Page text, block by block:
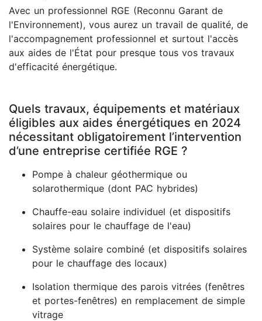
Avec un professionnel RGE (Reconnu Garant de
l'Environnement), vous aurez un travail de qualité, de
l'accompagnement professionnel et surtout l'accès
aux aides de l'État pour presque tous vos travaux
d'efficacité énergétique.
Quels travaux, équipements et matériaux
éligibles aux aides énergétiques en 2024
nécessitant obligatoirement l’intervention
d’une entreprise certifiée RGE ?
Pompe à chaleur géothermique ou
solarothermique (dont PAC hybrides)
Chauffe-eau solaire individuel (et dispositifs
solaires pour le chauffage de l'eau)
Système solaire combiné (et dispositifs solaires
pour le chauffage des locaux)
Isolation thermique des parois vitrées (fenêtres
et portes-fenêtres) en remplacement de simple
vitrage